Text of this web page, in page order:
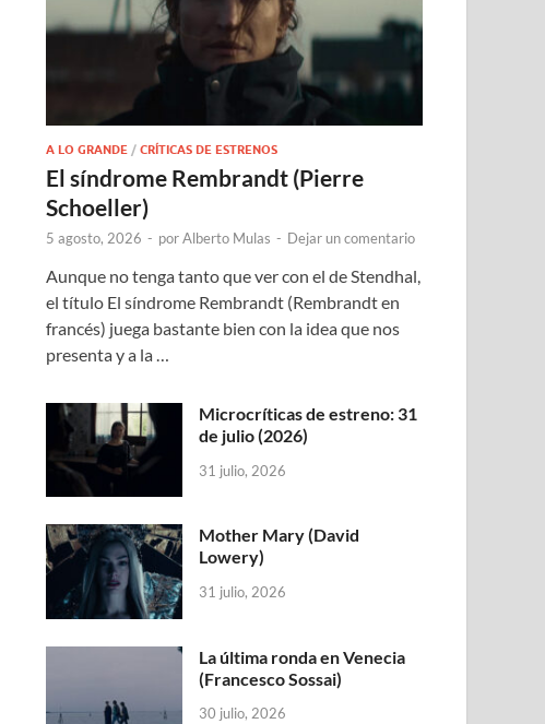
A LO GRANDE /CRÍTICAS DE ESTRENOS
El síndrome Rembrandt (Pierre
Schoeller)
5 agosto, 2026 - porAlberto Mulas - Dejar un comentario
Aunque no tenga tanto que ver con el de Stendhal,
el título El síndrome Rembrandt (Rembrandt en
francés) juega bastante bien con la idea que nos
presenta y a la …
Microcríticas de estreno: 31
de julio (2026)
31 julio, 2026
Mother Mary (David
Lowery)
31 julio, 2026
La última ronda en Venecia
(Francesco Sossai)
30 julio, 2026